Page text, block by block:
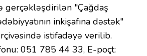
gerçəkləşdirilən "Çağdaş
inkişafına dəstək"
istifadəyə verilib.
051 785 44 33, E-poçt: